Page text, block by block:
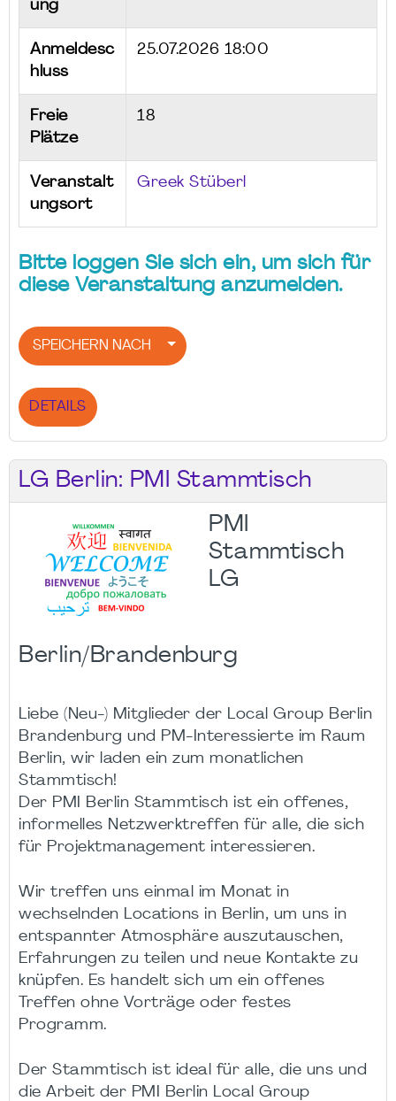
ung
Anmeldesc
hluss
25.07.2026 18:00
Freie
Plätze
18
Veranstalt
ungsort
Greek Stüberl
Bitte loggen Sie sich ein, um sich für
diese Veranstaltung anzumelden.
SPEICHERN NACH
DETAILS
LG Berlin: PMI Stammtisch
PMI
Stammtisch
LG
Berlin/Brandenburg
Liebe (Neu-) Mitglieder der Local Group Berlin
Brandenburg und PM-Interessierte im Raum
Berlin, wir laden ein zum monatlichen
Stammtisch!
Der PMI Berlin Stammtisch ist ein offenes,
informelles Netzwerktreffen für alle, die sich
für Projektmanagement interessieren.
Wir treffen uns einmal im Monat in
wechselnden Locations in Berlin, um uns in
entspannter Atmosphäre auszutauschen,
Erfahrungen zu teilen und neue Kontakte zu
knüpfen. Es handelt sich um ein offenes
Treffen ohne Vorträge oder festes
Programm.
Der Stammtisch ist ideal für alle, die uns und
die Arbeit der PMI Berlin Local Group